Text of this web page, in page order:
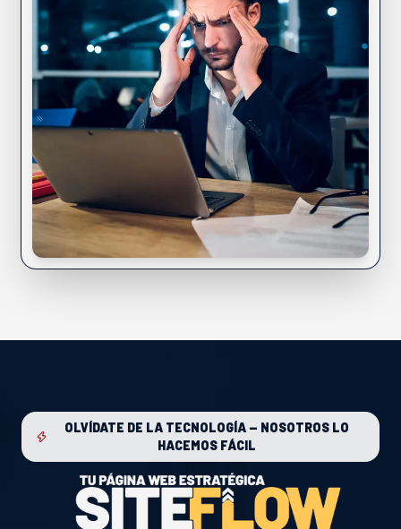
OLVÍDATE DE LA TECNOLOGÍA — NOSOTROS LO
HACEMOS FÁCIL